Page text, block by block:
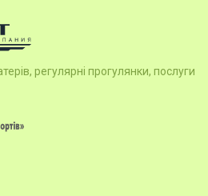
регулярні прогулянки, послуги